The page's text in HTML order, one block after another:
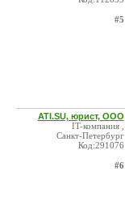
#5
ATI.SU, юрист, ООО
IT-компания ,
Санкт-Петербург
Код:291076
#6